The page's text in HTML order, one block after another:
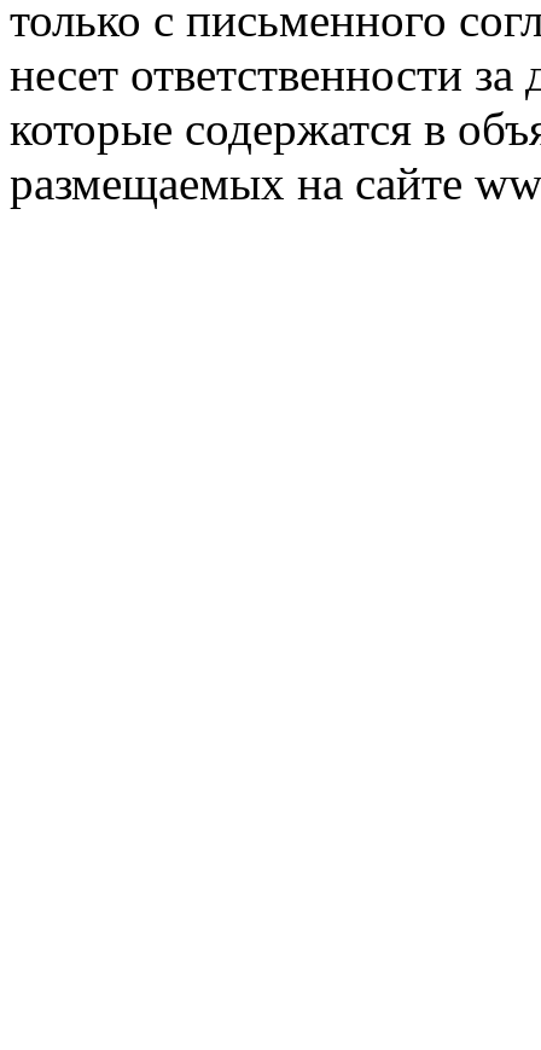
только с письменного
несет ответственности
которые содержатся в
размещаемых на сайте